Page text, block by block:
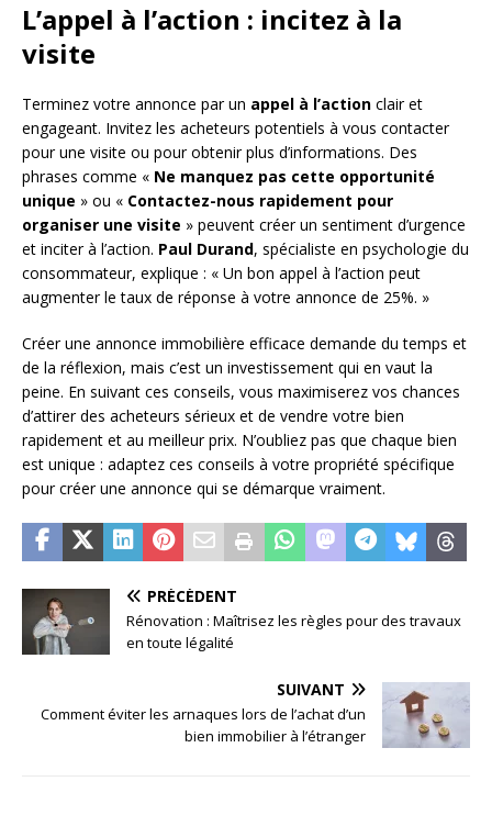
L’appel à l’action : incitez à la
visite
Terminez votre annonce par un appel à l’action clair et
engageant. Invitez les acheteurs potentiels à vous contacter
pour une visite ou pour obtenir plus d’informations. Des
phrases comme « Ne manquez pas cette opportunité
unique » ou « Contactez-nous rapidement pour
organiser une visite » peuvent créer un sentiment d’urgence
et inciter à l’action. Paul Durand, spécialiste en psychologie du
consommateur, explique : « Un bon appel à l’action peut
augmenter le taux de réponse à votre annonce de 25%. »
Créer une annonce immobilière efficace demande du temps et
de la réflexion, mais c’est un investissement qui en vaut la
peine. En suivant ces conseils, vous maximiserez vos chances
d’attirer des acheteurs sérieux et de vendre votre bien
rapidement et au meilleur prix. N’oubliez pas que chaque bien
est unique : adaptez ces conseils à votre propriété spécifique
pour créer une annonce qui se démarque vraiment.
PRÉCÉDENT
Rénovation : Maîtrisez les règles pour des travaux
en toute légalité
SUIVANT
Comment éviter les arnaques lors de l’achat d’un
bien immobilier à l’étranger